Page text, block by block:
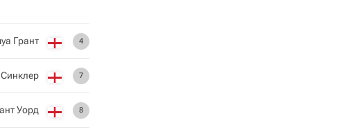
4
Грант
7
Синклер
8
Уорд